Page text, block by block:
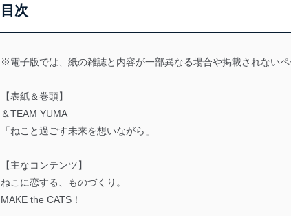
目次
※電子版では、紙の雑誌と内容が一部異なる場合や掲載されないペ
【表紙＆巻頭】
＆TEAM YUMA
「ねこと過ごす未来を想いながら」
【主なコンテンツ】
ねこに恋する、ものづくり。
MAKE the CATS！